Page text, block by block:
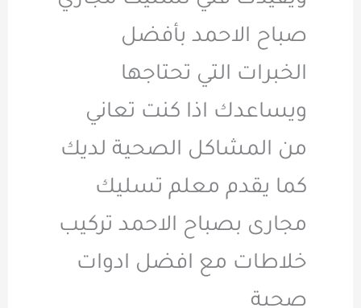
صباح الاحمد بأفضل
الخبرات التي تحتاجها
ويساعدك اذا كنت تعاني
من المشاكل الصحية لديك
كما يقدم معلم تسليك
مجارى بصباح الاحمد تركيب
خلاطات مع افضل ادوات
صحية